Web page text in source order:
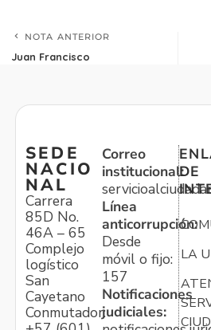
NOTA ANTERIOR
Juan Francisco
SEDE
NACIO
NAL
Carrera
85D No.
46A – 65
Complejo
logístico
San
Cayetano
Conmutador:
Correo
institucional:
Línea
anticorrupción:
Desde
móvil o fijo:
157
Notificaciones
judiciales:
DE
LA